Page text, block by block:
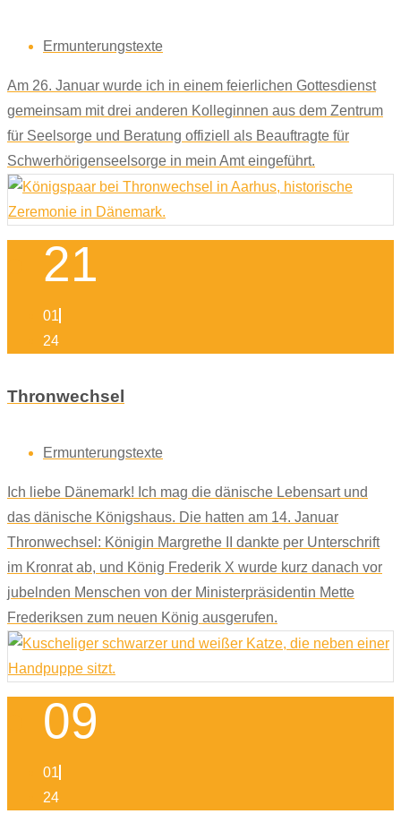
Ermunterungstexte
Am 26. Januar wurde ich in einem feierlichen Gottesdienst
gemeinsam mit drei anderen Kolleginnen aus dem Zentrum
für Seelsorge und Beratung offiziell als Beauftragte für
Schwerhörigenseelsorge in mein Amt eingeführt.
21
01
24
Thronwechsel
Ermunterungstexte
Ich liebe Dänemark! Ich mag die dänische Lebensart und
das dänische Königshaus. Die hatten am 14. Januar
Thronwechsel: Königin Margrethe II dankte per Unterschrift
im Kronrat ab, und König Frederik X wurde kurz danach vor
jubelnden Menschen von der Ministerpräsidentin Mette
Frederiksen zum neuen König ausgerufen.
09
01
24